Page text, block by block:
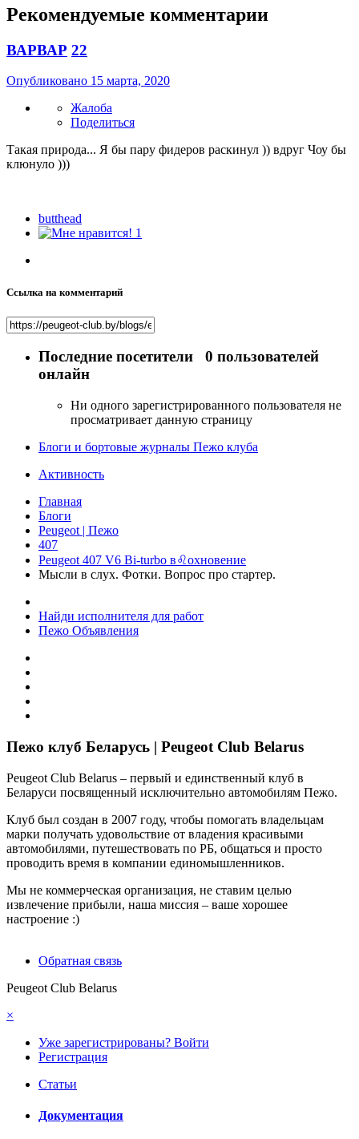
Рекомендуемые комментарии
ВАРВАР 22
Опубликовано 15 марта, 2020
Жалоба
Поделиться
Такая природа... Я бы пару фидеров раскинул )) вдруг Чоу бы
клюнуло )))
butthead
1
Ссылка на комментарий
Последние посетители 0 пользователей
онлайн
Ни одного зарегистрированного пользователя не
просматривает данную страницу
Блоги и бортовые журналы Пежо клуба
Активность
Главная
Блоги
Peugeot | Пежо
407
Peugeot 407 V6 Bi-turbo в♌охновение
Мысли в слух. Фотки. Вопрос про стартер.
Найди исполнителя для работ
Пежо Объявления
Пежо клуб Беларусь | Peugeot Club Belarus
Peugeot Club Belarus – первый и единственный клуб в
Беларуси посвященный исключительно автомобилям Пежо.
Клуб был создан в 2007 году, чтобы помогать владельцам
марки получать удовольствие от владения красивыми
автомобилями, путешествовать по РБ, общаться и просто
проводить время в компании единомышленников.
Мы не коммерческая организация, не ставим целью
извлечение прибыли, наша миссия – ваше хорошее
настроение :)
Обратная связь
Peugeot Club Belarus
×
Уже зарегистрированы? Войти
Регистрация
Статьи
Документация